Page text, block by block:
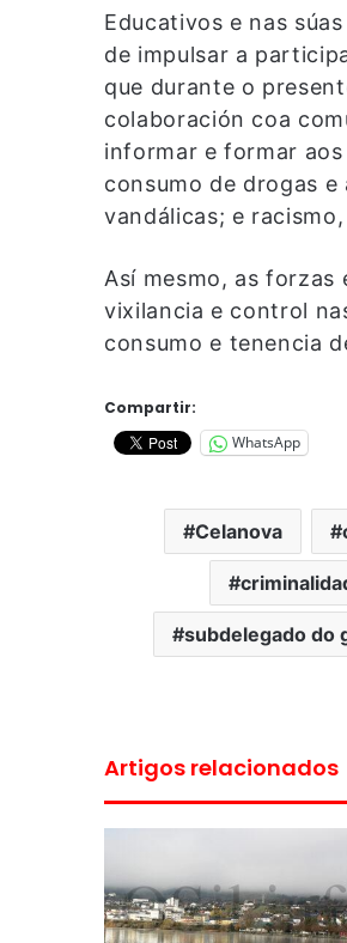
Educativos e nas
de impulsar a
que durante o
colaboración coa
informar e formar
consumo de drogas
vandálicas; e
Así mesmo, as
vixilancia e control
consumo e tenencia
Compartir:
WhatsApp
Celanova
subdelegado do
Artigos relacionados